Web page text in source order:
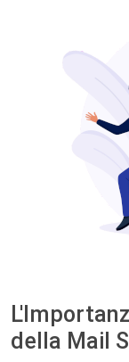
della Mail